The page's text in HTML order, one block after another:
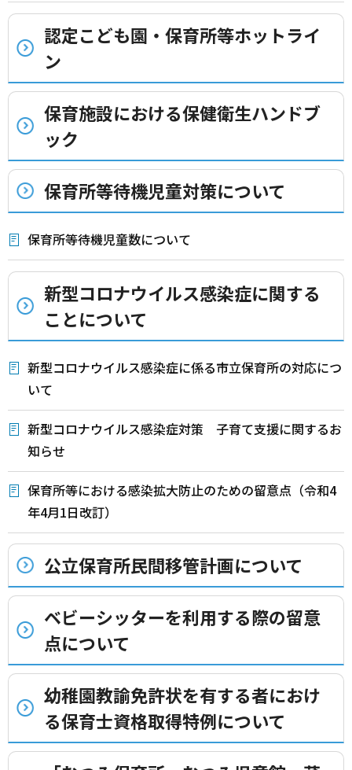
認定こども園・保育所等ホットライ
ン
保育施設における保健衛生ハンドブ
ック
保育所等待機児童対策について
保育所等待機児童数について
新型コロナウイルス感染症に関する
ことについて
新型コロナウイルス感染症に係る市立保育所の対応につ
いて
新型コロナウイルス感染症対策 子育て支援に関するお
知らせ
保育所等における感染拡大防止のための留意点（令和4
年4月1日改訂）
公立保育所民間移管計画について
ベビーシッターを利用する際の留意
点について
幼稚園教諭免許状を有する者におけ
る保育士資格取得特例について